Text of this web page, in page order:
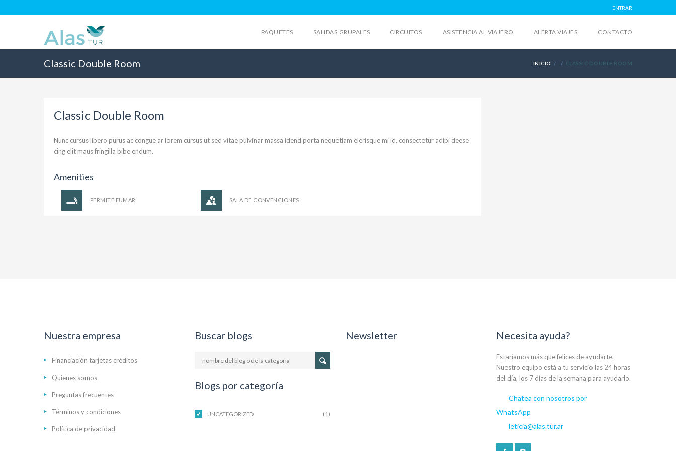
ENTRAR
PAQUETES SALIDAS GRUPALES CIRCUITOS ASISTENCIA AL VIAJERO ALERTA VIAJES CONTACTO
Classic Double Room INICIO CLASSIC DOUBLE ROOM
Classic Double Room
Nunc cursus libero purus ac congue ar lorem cursus ut sed vitae pulvinar massa idend porta nequetiam elerisque mi id, consectetur adipi deese
cing elit maus fringilla bibe endum.
Amenities
PERMITE FUMAR SALA DE CONVENCIONES
Nuestra empresa
Financiación tarjetas créditos
Quienes somos
Preguntas frecuentes
Términos y condiciones
Política de privacidad
Buscar blogs
Blogs por categoría
UNCATEGORIZED (1)
Newsletter Necesita ayuda?
Estaríamos más que felices de ayudarte.
Nuestro equipo está a tu servicio las 24 horas
del día, los 7 días de la semana para ayudarlo.
Chatea con nosotros por
WhatsApp
leticia@alas.tur.ar